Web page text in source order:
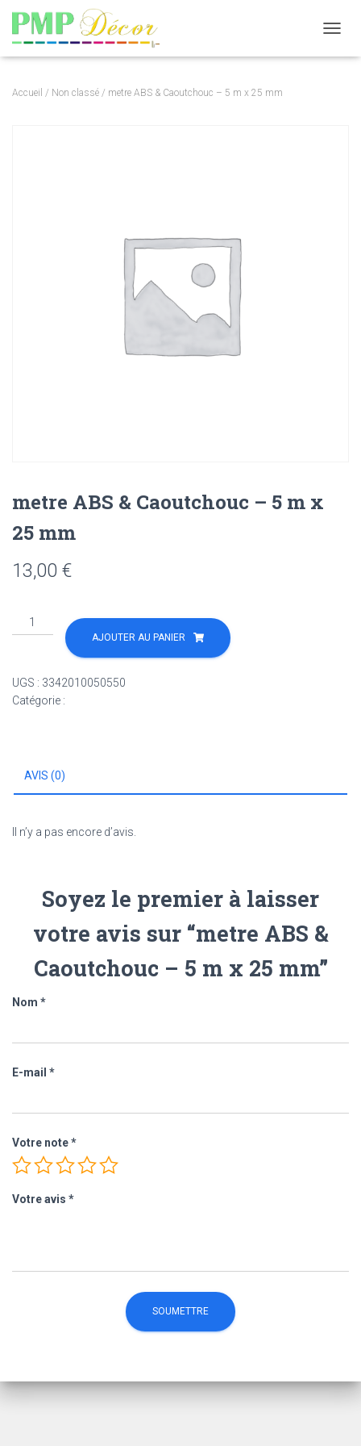
Accueil / Non classé / metre ABS & Caoutchouc – 5 m x 25 mm
metre ABS & Caoutchouc – 5 m x
25 mm
13,00 €
quantité
de
&
Caoutchouc
25
AJOUTER AU PANIER
UGS : 3342010050550
Catégorie :
AVIS (0)
Il n’y a pas encore d’avis.
Soyez le premier à laisser
votre avis sur “metre ABS &
Caoutchouc – 5 m x 25 mm”
Nom *
E-mail *
Votre note*
Votre avis *